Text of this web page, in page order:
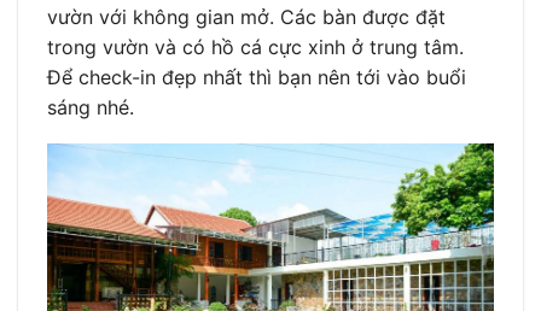
vườn với không gian mở. Các bàn được đặt
trong vườn và có hồ cá cực xinh ở trung tâm.
Để check-in đẹp nhất thì bạn nên tới vào buổi
sáng nhé.